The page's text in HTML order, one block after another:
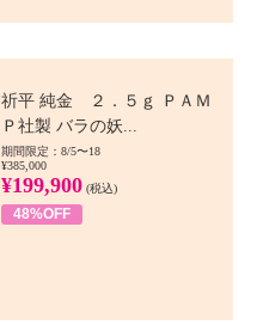
祈平 純金 ２．５ｇ ＰＡＭ
Ｐ社製 バラの妖...
期間限定：8/5〜18
¥385,000
¥199,900 (税込)
48%OFF